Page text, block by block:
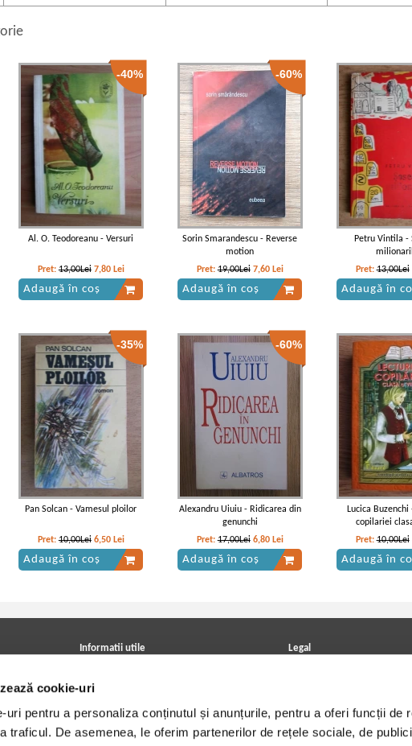
cookie-uri
uri pentru a personaliza conținutul și anunțurile, pentru a oferi funcții de
traficul. De asemenea, le oferim partenerilor de rețele sociale, de
-40%
Al. O. Teodoreanu - Versuri
Pret:13,00Lei 7,80 Lei
Adaugă în coș
-60%
Sorin Smarandescu - Reverse
motion
Pret:19,00Lei 7,60 Lei
Adaugă în coș
Petru Vintila -
Pret:13,00Lei
Adaugă în
-35%
Pan Solcan - Vamesul ploilor
Pret:10,00Lei 6,50 Lei
Adaugă în coș
-60%
Alexandru Uiuiu - Ridicarea din
genunchi
Pret:17,00Lei 6,80 Lei
Adaugă în coș
Lucica
copilariei
Pret:10,00Lei
Adaugă în
Informatii utile
Achizitii viniluri, casete, CD/DVD
Cum cumpar?
Retur comenzi
Legal
Termeni si conditii